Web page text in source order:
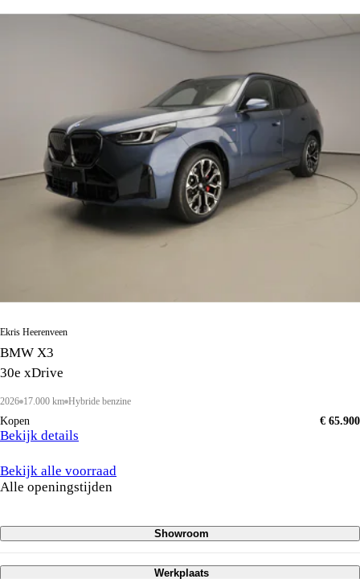
Ekris Heerenveen
BMW X3
30e xDrive
2026 17.000 km Hybride benzine
Kopen € 65.900
Bekijk details
Bekijk alle voorraad
Alle openingstijden
Showroom
09:00 - 18:00
Werkplaats